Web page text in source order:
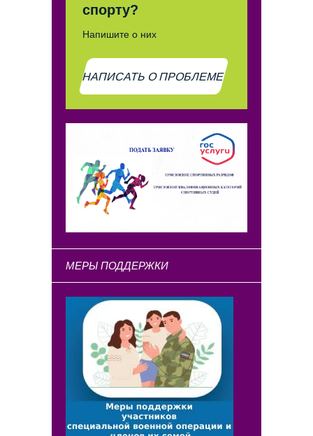
спорту?
Напишите о них
НАПИСАТЬ О ПРОБЛЕМЕ
МЕРЫ ПОДДЕРЖКИ